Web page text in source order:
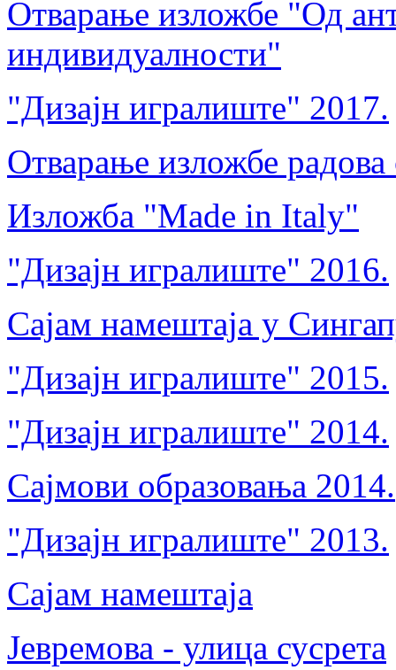
Отварање изложбе "Од
индивидуалности"
"Дизајн игралиште" 2017.
Отварање изложбе
Изложба "Made in Italy"
"Дизајн игралиште" 2016.
Сајам намештаја у
"Дизајн игралиште" 2015.
"Дизајн игралиште" 2014.
Сајмови образовања 2014.
"Дизајн игралиште" 2013.
Сајам намештаја
Јевремова - улица сусрета